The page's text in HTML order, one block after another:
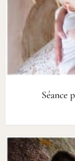
Séance